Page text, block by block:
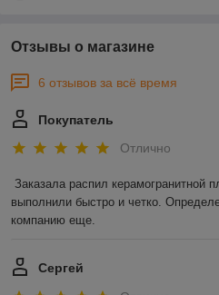
Отзывы о магазине
6 отзывов за всё время
Покупатель
Отлично
Заказала распил керамогранитной
выполнили быстро и четко.
компанию еще.
Сергей